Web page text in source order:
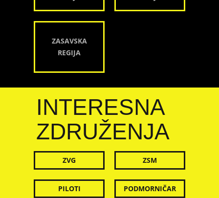
ZASAVSKA
REGIJA
INTERESNA
ZDRUŽENJA
ZVG ZSM
PILOTI PODMORNIČAR